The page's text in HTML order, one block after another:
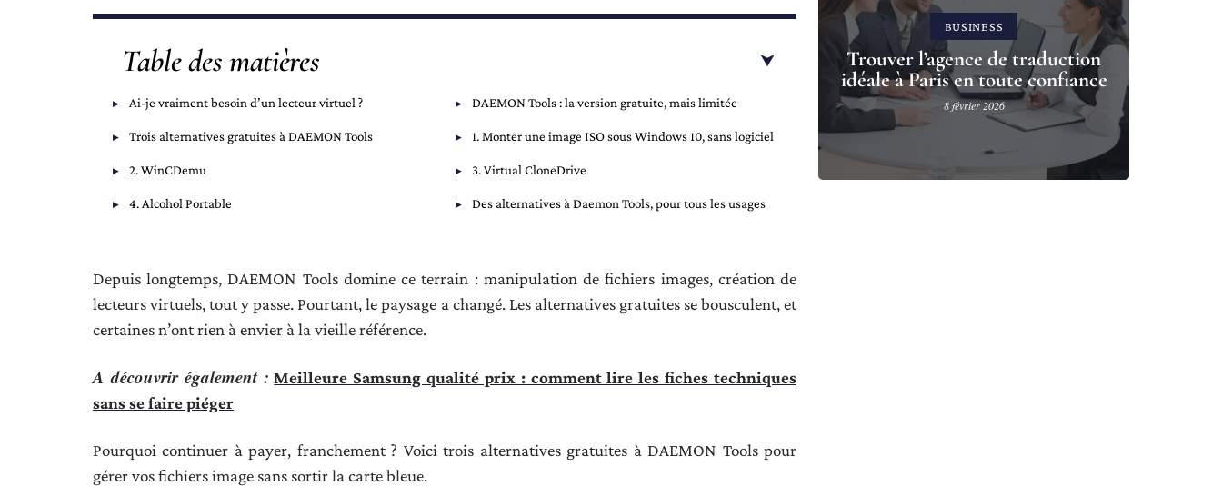
Table des matières
Ai-je vraiment besoin d’un lecteur virtuel ? DAEMON Tools : la version gratuite, mais limitée
Trois alternatives gratuites à DAEMON Tools 1. Monter une image ISO sous Windows 10, sans logiciel
2. WinCDemu 3. Virtual CloneDrive
4. Alcohol Portable Des alternatives à Daemon Tools, pour tous les usages
Depuis longtemps, DAEMON Tools domine ce terrain : manipulation de fichiers images, création de
lecteurs virtuels, tout y passe. Pourtant, le paysage a changé. Les alternatives gratuites se bousculent, et
certaines n’ont rien à envier à la vieille référence.
A découvrir également : Meilleure Samsung qualité prix : comment lire les fiches techniques
sans se faire piéger
Pourquoi continuer à payer, franchement ? Voici trois alternatives gratuites à DAEMON Tools pour
gérer vos fichiers image sans sortir la carte bleue.
BUSINESS
Trouver l’agence de traduction
idéale à Paris en toute confiance
8 février 2026